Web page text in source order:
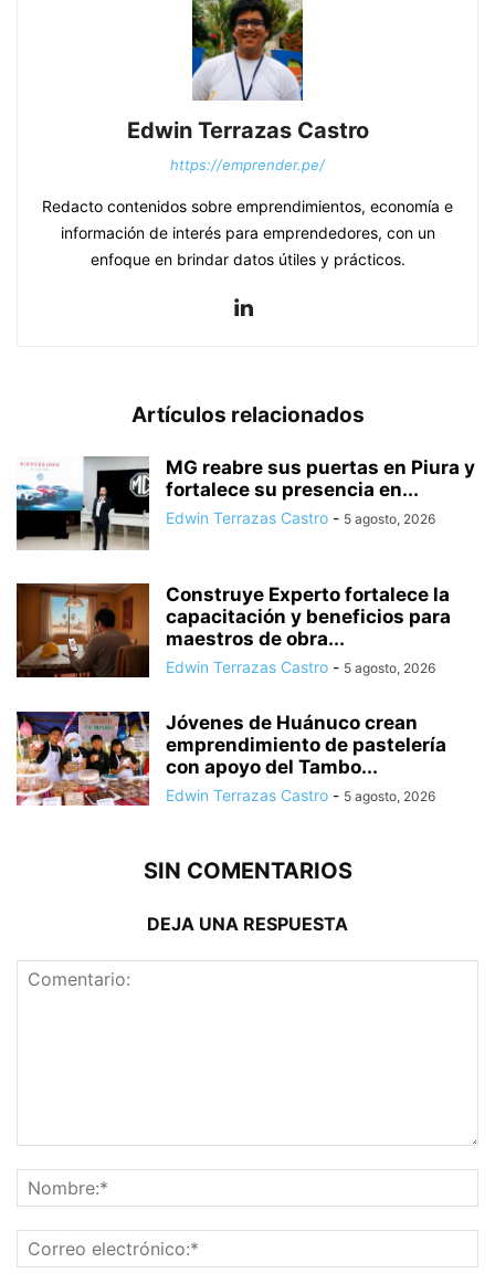
Edwin Terrazas Castro
https://emprender.pe/
Redacto contenidos sobre emprendimientos, economía e
información de interés para emprendedores, con un
enfoque en brindar datos útiles y prácticos.
Artículos relacionados
MG reabre sus puertas en Piura y
fortalece su presencia en...
Edwin Terrazas Castro - 5 agosto, 2026
Construye Experto fortalece la
capacitación y beneficios para
maestros de obra...
Edwin Terrazas Castro - 5 agosto, 2026
Jóvenes de Huánuco crean
emprendimiento de pastelería
con apoyo del Tambo...
Edwin Terrazas Castro - 5 agosto, 2026
SIN COMENTARIOS
DEJA UNA RESPUESTA